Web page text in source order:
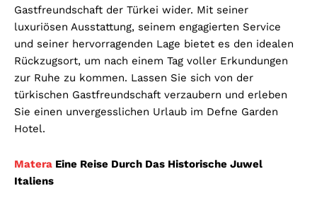
Gastfreundschaft der Türkei wider. Mit seiner
luxuriösen Ausstattung, seinem engagierten Service
und seiner hervorragenden Lage bietet es den idealen
Rückzugsort, um nach einem Tag voller Erkundungen
zur Ruhe zu kommen. Lassen Sie sich von der
türkischen Gastfreundschaft verzaubern und erleben
Sie einen unvergesslichen Urlaub im Defne Garden
Hotel.
Matera Eine Reise Durch Das Historische Juwel
Italiens